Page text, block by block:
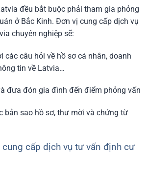
đều bắt buộc phải tham gia phỏng
ở Bắc Kinh. Đơn vị cung cấp dịch vụ
chuyên nghiệp sẽ:
các câu hỏi về hồ sơ cá nhân, doanh
tin về Latvia…
đưa đón gia đình đến điểm phỏng vấn
bản sao hồ sơ, thư mời và chứng từ
cấp dịch vụ tư vấn định cư